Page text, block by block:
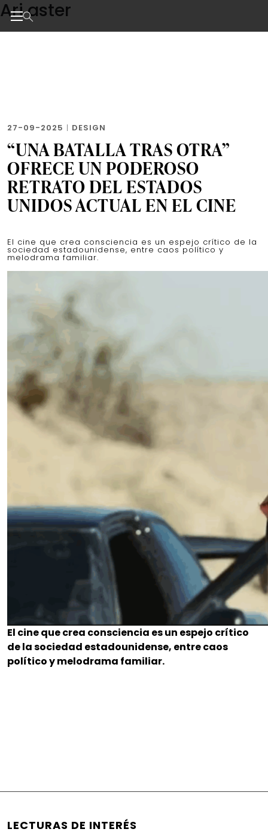
Skip
to
the
Ari aster
27-09-2025 | DESIGN
“UNA BATALLA TRAS OTRA”
OFRECE UN PODEROSO
RETRATO DEL ESTADOS
UNIDOS ACTUAL EN EL CINE
El cine que crea consciencia es un espejo crítico de la
sociedad estadounidense, entre caos político y
melodrama familiar.
El cine que crea consciencia es un espejo crítico
de la sociedad estadounidense, entre caos
político y melodrama familiar.
LECTURAS DE INTERÉS